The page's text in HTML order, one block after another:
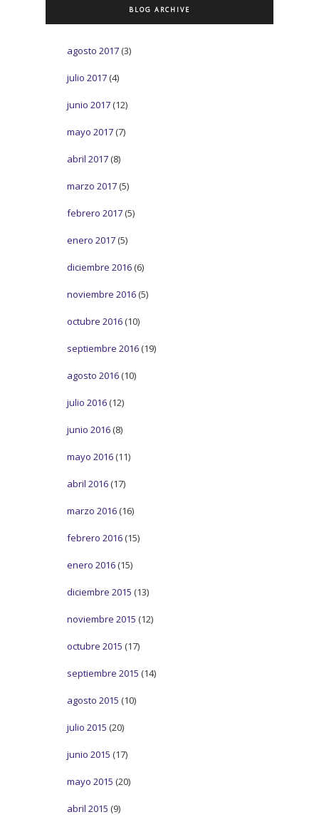
BLOG ARCHIVE
agosto 2017 (3)
julio 2017 (4)
junio 2017 (12)
mayo 2017 (7)
abril 2017 (8)
marzo 2017 (5)
febrero 2017 (5)
enero 2017 (5)
diciembre 2016 (6)
noviembre 2016 (5)
octubre 2016 (10)
septiembre 2016 (19)
agosto 2016 (10)
julio 2016 (12)
junio 2016 (8)
mayo 2016 (11)
abril 2016 (17)
marzo 2016 (16)
febrero 2016 (15)
enero 2016 (15)
diciembre 2015 (13)
noviembre 2015 (12)
octubre 2015 (17)
septiembre 2015 (14)
agosto 2015 (10)
julio 2015 (20)
junio 2015 (17)
mayo 2015 (20)
abril 2015 (9)